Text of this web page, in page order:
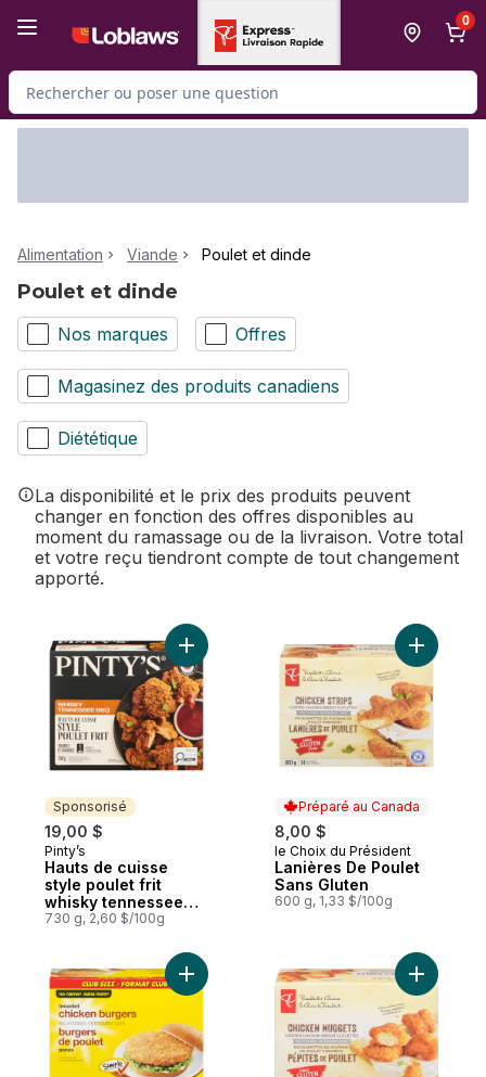
0
Rechercher des produits
Alimentation Viande Poulet et dinde
Poulet et dinde
Nos marques Offres
Magasinez des produits canadiens
Diététique
La disponibilité et le prix des produits peuvent
changer en fonction des offres disponibles au
moment du ramassage ou de la livraison. Votre total
et votre reçu tiendront compte de tout changement
apporté.
Sponsorisé
19,00 $
Sponsorisé
Pinty’s
Hauts de cuisse
style poulet frit
whisky tennessee
bbq
730 g, 2,60 $/100g
Ajouter Hauts de cuisse style poulet frit
Préparé au Canada
8,00 $
Préparé au Canada
le Choix du Président
Lanières De Poulet
Sans Gluten
600 g, 1,33 $/100g
Ajouter
Ajouter Burgers de poulet, format Club
Ajouter